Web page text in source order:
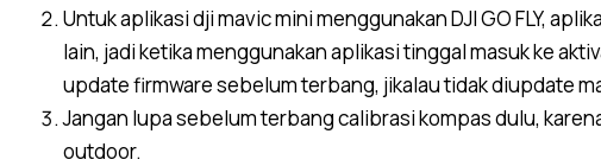
Untuk aplikasi dji mavic mini menggunakan DJI GO FLY,
lain, jadi ketika menggunakan aplikasi tinggal masuk ke
update firmware sebelum terbang, jikalau tidak diupdate
Jangan lupa sebelum terbang calibrasi kompas dulu,
outdoor.